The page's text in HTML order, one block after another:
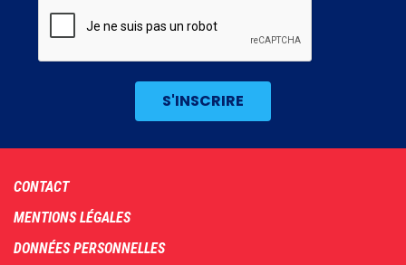
Footer
menu
CONTACT
MENTIONS LÉGALES
DONNÉES PERSONNELLES